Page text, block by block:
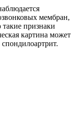
мембран,
признаки
картина может